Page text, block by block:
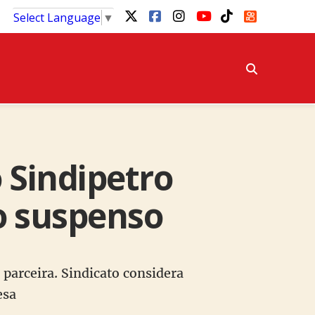
Select Language ▼
suspenso
Sindicato considera